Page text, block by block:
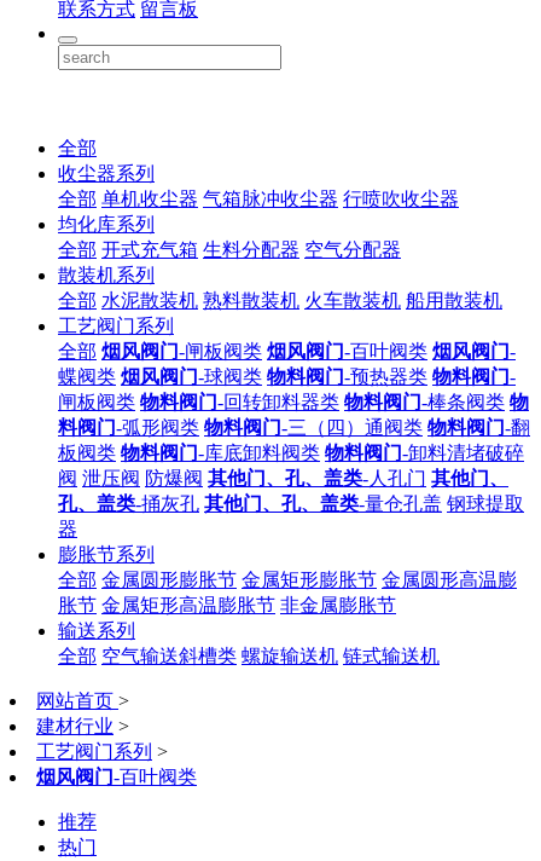
联系方式 留言板
全部
收尘器系列
全部 单机收尘器 气箱脉冲收尘器 行喷吹收尘器
均化库系列
全部 开式充气箱 生料分配器 空气分配器
散装机系列
全部 水泥散装机 熟料散装机 火车散装机 船用散装机
工艺阀门系列
全部 烟风阀门-闸板阀类 烟风阀门-百叶阀类 烟风阀门-
蝶阀类 烟风阀门-球阀类 物料阀门-预热器类 物料阀门-
闸板阀类 物料阀门-回转卸料器类 物料阀门-棒条阀类 物
料阀门-弧形阀类 物料阀门-三（四）通阀类 物料阀门-翻
板阀类 物料阀门-库底卸料阀类 物料阀门-卸料清堵破碎
阀 泄压阀 防爆阀 其他门、孔、盖类-人孔门 其他门、
孔、盖类-捅灰孔 其他门、孔、盖类-量仓孔盖 钢球提取
器
膨胀节系列
全部 金属圆形膨胀节 金属矩形膨胀节 金属圆形高温膨
胀节 金属矩形高温膨胀节 非金属膨胀节
输送系列
全部 空气输送斜槽类 螺旋输送机 链式输送机
网站首页 >
建材行业 >
工艺阀门系列 >
烟风阀门-百叶阀类
推荐
热门